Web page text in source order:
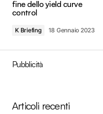
fine dello yield curve
control
K Briefing 18 Gennaio 2023
Pubblicità
Articoli recenti